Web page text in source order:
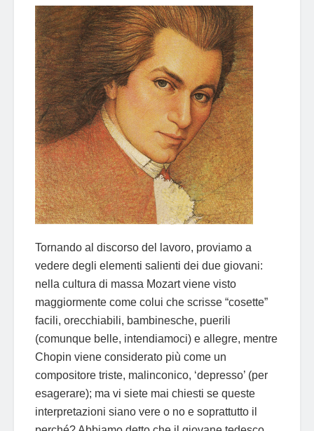
Tornando al discorso del lavoro, proviamo a
vedere degli elementi salienti dei due giovani:
nella cultura di massa Mozart viene visto
maggiormente come colui che scrisse “cosette”
facili, orecchiabili, bambinesche, puerili
(comunque belle, intendiamoci) e allegre, mentre
Chopin viene considerato più come un
compositore triste, malinconico, ‘depresso’ (per
esagerare); ma vi siete mai chiesti se queste
interpretazioni siano vere o no e soprattutto il